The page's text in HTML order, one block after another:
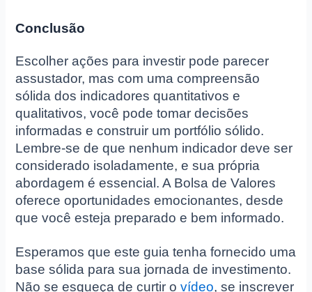
Conclusão
Escolher ações para investir pode parecer
assustador, mas com uma compreensão
sólida dos indicadores quantitativos e
qualitativos, você pode tomar decisões
informadas e construir um portfólio sólido.
Lembre-se de que nenhum indicador deve ser
considerado isoladamente, e sua própria
abordagem é essencial. A Bolsa de Valores
oferece oportunidades emocionantes, desde
que você esteja preparado e bem informado.
Esperamos que este guia tenha fornecido uma
base sólida para sua jornada de investimento.
Não se esqueça de curtir ovídeo, se inscrever